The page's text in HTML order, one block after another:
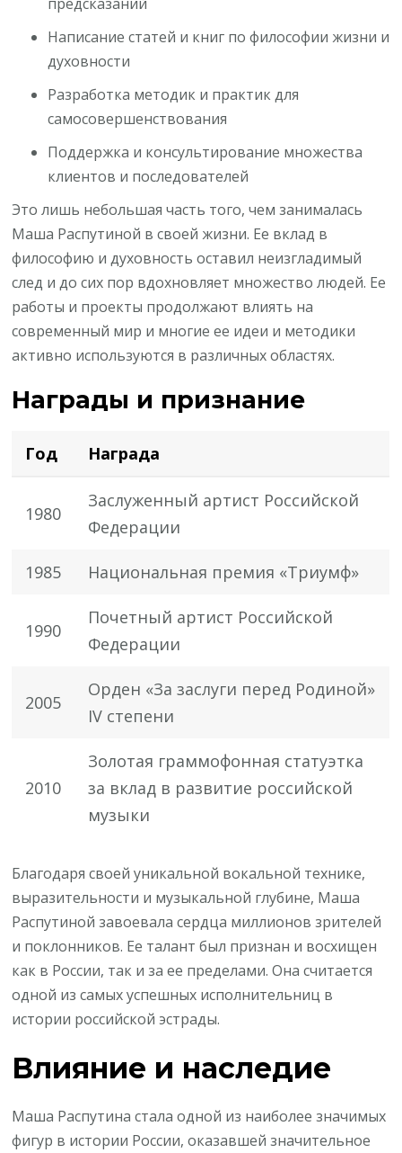
предсказаний
Написание статей и книг по философии жизни и
духовности
Разработка методик и практик для
самосовершенствования
Поддержка и консультирование множества
клиентов и последователей
Это лишь небольшая часть того, чем занималась
Маша Распутиной в своей жизни. Ее вклад в
философию и духовность оставил неизгладимый
след и до сих пор вдохновляет множество людей. Ее
работы и проекты продолжают влиять на
современный мир и многие ее идеи и методики
активно используются в различных областях.
Награды и признание
Год Награда
1980
Заслуженный артист Российской
Федерации
1985 Национальная премия «Триумф»
1990
Почетный артист Российской
Федерации
2005
Орден «За заслуги перед Родиной»
IV степени
2010
Золотая граммофонная статуэтка
за вклад в развитие российской
музыки
Благодаря своей уникальной вокальной технике,
выразительности и музыкальной глубине, Маша
Распутиной завоевала сердца миллионов зрителей
и поклонников. Ее талант был признан и восхищен
как в России, так и за ее пределами. Она считается
одной из самых успешных исполнительниц в
истории российской эстрады.
Влияние и наследие
Маша Распутина стала одной из наиболее значимых
фигур в истории России, оказавшей значительное